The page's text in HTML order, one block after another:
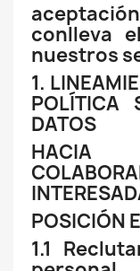
conlleva
nuestros
1.
POLÍTICA
DATOS
POSICIÓN
1.1